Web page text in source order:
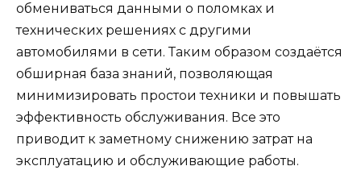
обмениваться данными о поломках и
технических решениях с другими
автомобилями в сети. Таким образом создаётся
обширная база знаний, позволяющая
минимизировать простои техники и повышать
эффективность обслуживания. Все это
приводит к заметному снижению затрат на
эксплуатацию и обслуживающие работы.